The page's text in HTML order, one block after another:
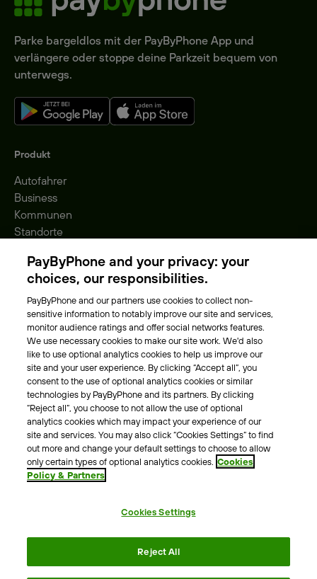
Parke bargeldlos mit der PayByPhone App und
verlängere oder stoppe deine Parkzeit bequem von
unterwegs.
Produkt
Autofahrer
Business
Kommunen
Standorte
Park-Vignette
Über Uns
Unser Team
Karriere
Presse
Blog
Kontakt & Hilfe
Kontakt
Support
Pressekontakt
AGBDatenschutzrichtlinieImpressumRechtshinweise
Erklärung zur Barrierefreiheit
PayByPhone and your privacy: your
choices, our responsibilities.
PayByPhone and our partners use cookies to collect non-
sensitive information to notably improve our site and services,
monitor audience ratings and offer social networks features.
We use necessary cookies to make our site work. We'd also
like to use optional analytics cookies to help us improve our
site and your user experience. By clicking “Accept all”, you
consent to the use of optional analytics cookies or similar
technologies by PayByPhone and its partners. By clicking
“Reject all”, you choose to not allow the use of optional
analytics cookies which may impact your experience of our
site and services. You may also click “Cookies Settings” to find
out more and change your default settings to choose to allow
only certain types of optional analytics cookies. Cookies
Policy & Partners
Cookies Settings
Reject All